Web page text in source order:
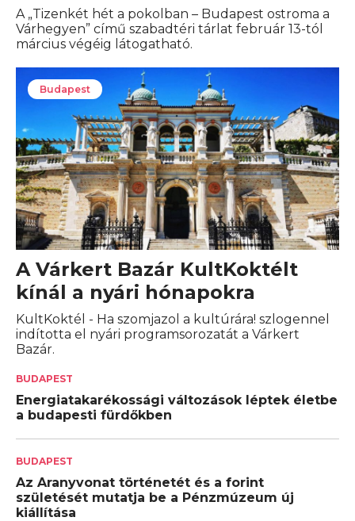
A „Tizenkét hét a pokolban – Budapest ostroma a
Várhegyen” című szabadtéri tárlat február 13-tól
március végéig látogatható.
Budapest
A Várkert Bazár KultKoktélt
kínál a nyári hónapokra
KultKoktél - Ha szomjazol a kultúrára! szlogennel
indította el nyári programsorozatát a Várkert
Bazár.
BUDAPEST
Energiatakarékossági változások léptek életbe
a budapesti fürdőkben
BUDAPEST
Az Aranyvonat történetét és a forint
születését mutatja be a Pénzmúzeum új
kiállítása